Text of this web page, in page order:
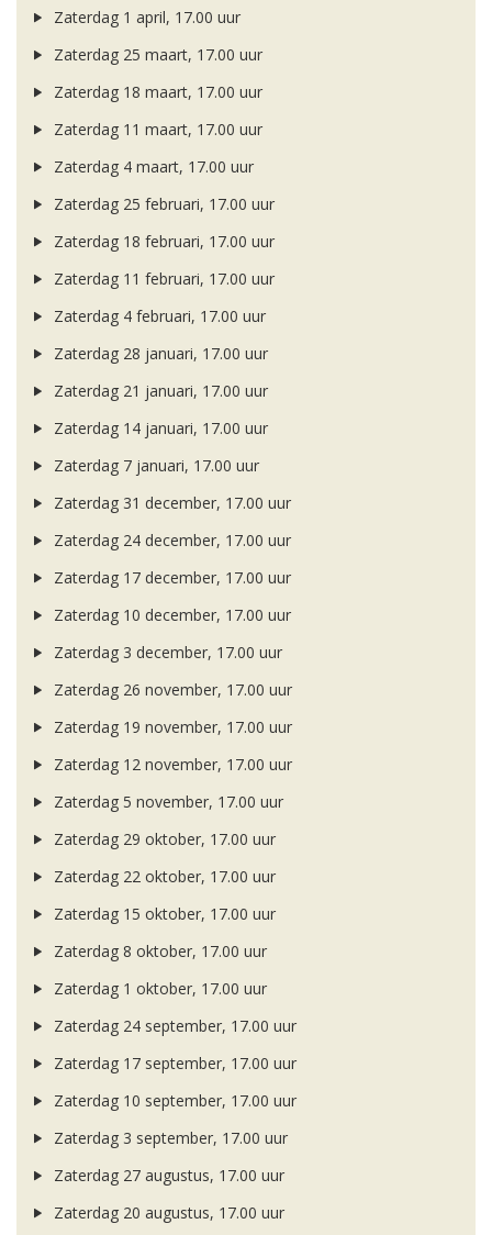
Zaterdag 1 april, 17.00 uur
Zaterdag 25 maart, 17.00 uur
Zaterdag 18 maart, 17.00 uur
Zaterdag 11 maart, 17.00 uur
Zaterdag 4 maart, 17.00 uur
Zaterdag 25 februari, 17.00 uur
Zaterdag 18 februari, 17.00 uur
Zaterdag 11 februari, 17.00 uur
Zaterdag 4 februari, 17.00 uur
Zaterdag 28 januari, 17.00 uur
Zaterdag 21 januari, 17.00 uur
Zaterdag 14 januari, 17.00 uur
Zaterdag 7 januari, 17.00 uur
Zaterdag 31 december, 17.00 uur
Zaterdag 24 december, 17.00 uur
Zaterdag 17 december, 17.00 uur
Zaterdag 10 december, 17.00 uur
Zaterdag 3 december, 17.00 uur
Zaterdag 26 november, 17.00 uur
Zaterdag 19 november, 17.00 uur
Zaterdag 12 november, 17.00 uur
Zaterdag 5 november, 17.00 uur
Zaterdag 29 oktober, 17.00 uur
Zaterdag 22 oktober, 17.00 uur
Zaterdag 15 oktober, 17.00 uur
Zaterdag 8 oktober, 17.00 uur
Zaterdag 1 oktober, 17.00 uur
Zaterdag 24 september, 17.00 uur
Zaterdag 17 september, 17.00 uur
Zaterdag 10 september, 17.00 uur
Zaterdag 3 september, 17.00 uur
Zaterdag 27 augustus, 17.00 uur
Zaterdag 20 augustus, 17.00 uur